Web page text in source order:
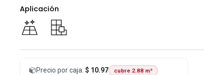
Aplicación
Precio por caja: $ 10.97 cubre 2.88 m²